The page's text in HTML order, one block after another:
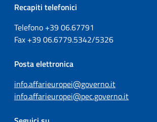
Recapiti telefonici
Telefono +3906.67791
Fax +3906.6779.5342/5326
Posta elettronica
info.affarieuropei@governo.it
info.affarieuropei@pec.governo.it